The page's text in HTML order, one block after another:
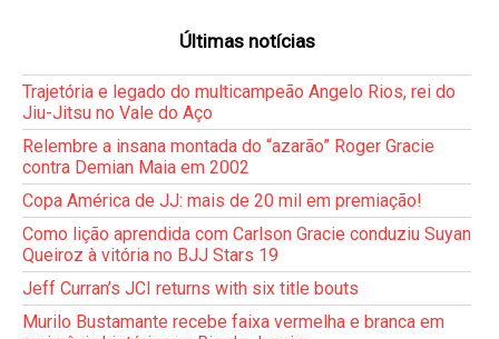
Últimas notícias
Trajetória e legado do multicampeão Angelo Rios, rei do
Jiu-Jitsu no Vale do Aço
Relembre a insana montada do “azarão” Roger Gracie
contra Demian Maia em 2002
Copa América de JJ: mais de 20 mil em premiação!
Como lição aprendida com Carlson Gracie conduziu Suyan
Queiroz à vitória no BJJ Stars 19
Jeff Curran’s JCI returns with six title bouts
Murilo Bustamante recebe faixa vermelha e branca em